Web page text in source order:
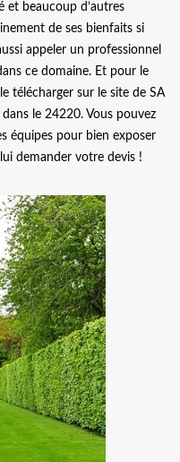
et beaucoup d’autres
de ses bienfaits si
appeler un professionnel
ce domaine. Et pour le
télécharger sur le site de SA
le 24220. Vous pouvez
équipes pour bien exposer
demander votre devis !